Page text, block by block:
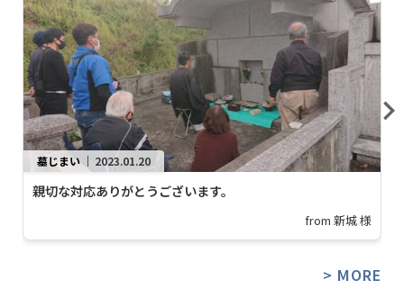
墓じまい ｜ 2023.01.20
親切な対応ありがとうございます。
from 新城 様
> MORE